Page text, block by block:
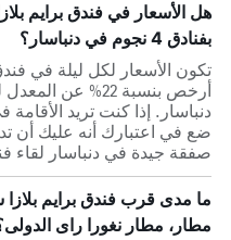
هل الأسعار في فندق برايم
بفنادق 4 نجوم في دنباسار؟
تكون الأسعار لكل ليلة في
دنباسار. إذا كنت تريد الأقامة
صفقة جيدة في دنباسار لقاء فندق
ما مدى قرب فندق برايم
مطار، مطار نغورا راى